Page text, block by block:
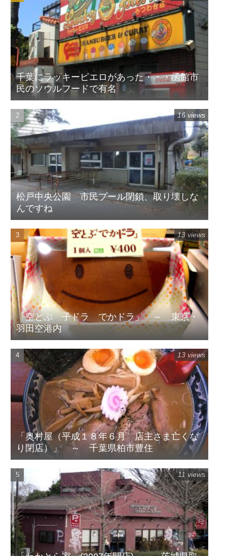
千葉にラッキーピエロがあった・・・函館市
民のソウルフードで有名
松戸中央公園 市民プール閉鎖、取り壊しな
んですね
16 views
「空とぶ 子ドラ でかドラ」 ～ 東京・
羽田空港内
13 views
「奥村屋（平成１８年６月 店主さま亡くな
り閉店）」 ～ 千葉県柏市豊住
13 views
11 views